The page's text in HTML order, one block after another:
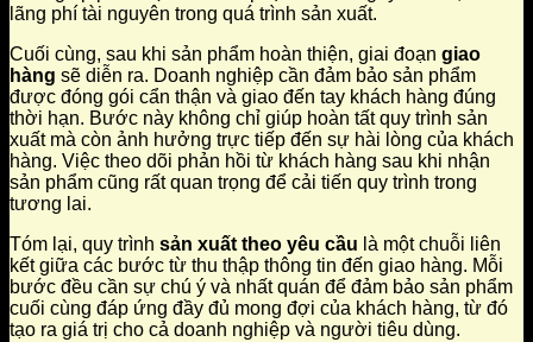
lãng phí tài nguyên trong quá trình sản xuất.
Cuối cùng, sau khi sản phẩm hoàn thiện, giai đoạn giao
hàng sẽ diễn ra. Doanh nghiệp cần đảm bảo sản phẩm
được đóng gói cẩn thận và giao đến tay khách hàng đúng
thời hạn. Bước này không chỉ giúp hoàn tất quy trình sản
xuất mà còn ảnh hưởng trực tiếp đến sự hài lòng của khách
hàng. Việc theo dõi phản hồi từ khách hàng sau khi nhận
sản phẩm cũng rất quan trọng để cải tiến quy trình trong
tương lai.
Tóm lại, quy trình sản xuất theo yêu cầu là một chuỗi liên
kết giữa các bước từ thu thập thông tin đến giao hàng. Mỗi
bước đều cần sự chú ý và nhất quán để đảm bảo sản phẩm
cuối cùng đáp ứng đầy đủ mong đợi của khách hàng, từ đó
tạo ra giá trị cho cả doanh nghiệp và người tiêu dùng.